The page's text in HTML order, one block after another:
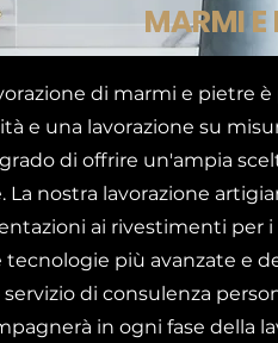
MARMI E
di marmi e pietre
e una lavorazione su
di offrire un'ampia
La nostra lavorazione
ai rivestimenti per i
tecnologie più avanzate e
di consulenza
in ogni fase della